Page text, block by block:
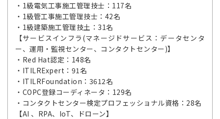
・1級電気工事施工管理技士：117名
・1級管工事施工管理技士：42名
・1級建築施工管理技土：31名
【サービスインフラ(マネージドサービス：データセンタ
ー、運用・監視センター、コンタクトセンター)】
・Red Hat認定：148名
・ITILRExpert：91名
・ITILRFoundation：3612名
・COPC登録コーディネータ：129名
・コンタクトセンター検定プロフェッショナル資格：28名
【AI 、RPA、IoT、ドローン】